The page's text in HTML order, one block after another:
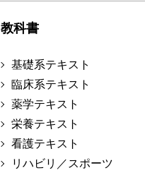
教科書
基礎系テキスト
臨床系テキスト
薬学テキスト
栄養テキスト
看護テキスト
リハビリ／スポーツ